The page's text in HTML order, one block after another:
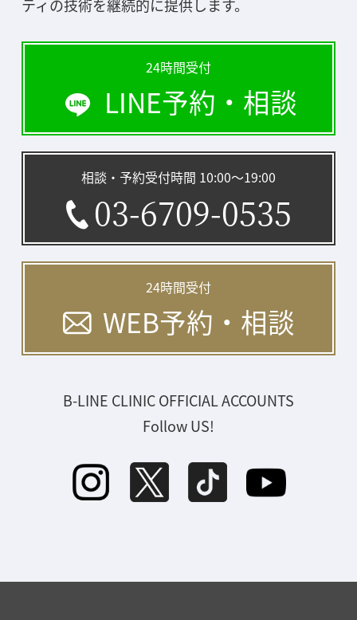
ティの技術を継続的に提供します。
相談・予約受付時間 10:00〜19:00
03-6709-0535
24時間受付
LINE予約・相談
24時間受付
WEB予約・相談
B-LINE CLINIC OFFICIAL ACCOUNTS
Follow US!